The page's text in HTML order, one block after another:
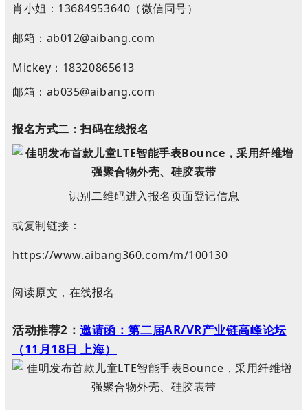
肖小姐：13684953640（微信同号）
邮箱：ab012@aibang.com
Mickey：18320865613
邮箱：ab035@aibang.com
报名方式二：扫码在线报名
识别二维码进入报名页面登记信息
或复制链接：
https://www.aibang360.com/m/100130
阅读原文，在线报名
活动推荐2：邀请函：第二届AR/VR产业链高峰论坛
（11月18日 上海）